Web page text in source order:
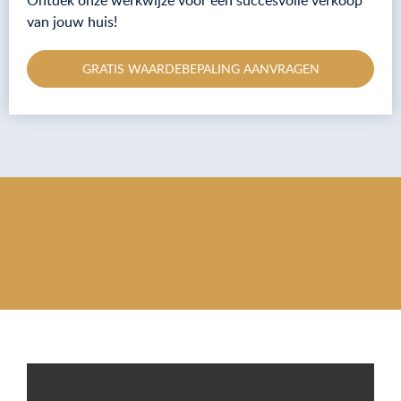
van jouw huis!
GRATIS WAARDEBEPALING AANVRAGEN